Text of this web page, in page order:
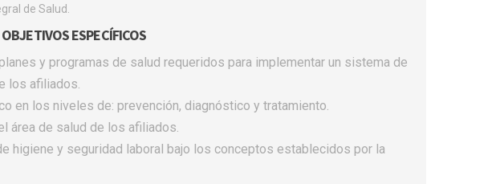
de Salud.
OBJETIVOS ESPECÍFICOS
y programas de salud requeridos para implementar un sistema de
los afiliados.
en los niveles de: prevención, diagnóstico y tratamiento.
área de salud de los afiliados.
higiene y seguridad laboral bajo los conceptos establecidos por la